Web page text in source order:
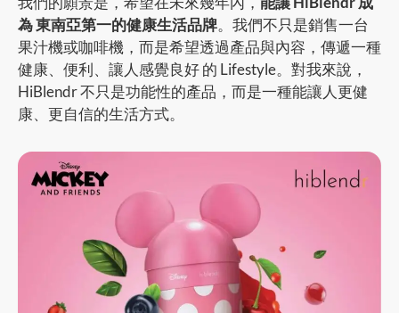
為 東南亞第一的健康生活品牌。我們不只是銷售一台
果汁機或咖啡機，而是希望透過產品與內容，傳遞一種
健康、便利、讓人感覺良好 的 Lifestyle。對我來說，
HiBlendr 不只是功能性的產品，而是一種能讓人更健
康、更自信的生活方式。